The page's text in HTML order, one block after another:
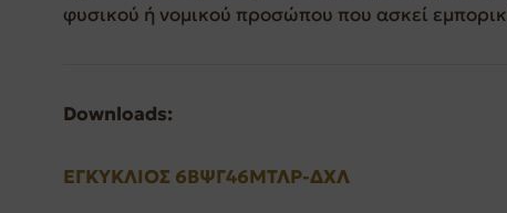
φυσικού ή νομικού προσώπου που ασκεί
Downloads:
ΕΓΚΥΚΛΙΟΣ 6ΒΨΓ46ΜΤΛΡ-ΔΧΛ